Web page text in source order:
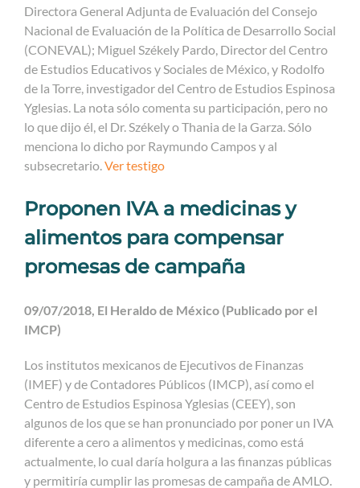
Directora General Adjunta de Evaluación del Consejo
Nacional de Evaluación de la Política de Desarrollo Social
(CONEVAL); Miguel Székely Pardo, Director del Centro
de Estudios Educativos y Sociales de México, y Rodolfo
de la Torre, investigador del Centro de Estudios Espinosa
Yglesias. La nota sólo comenta su participación, pero no
lo que dijo él, el Dr. Székely o Thania de la Garza. Sólo
menciona lo dicho por Raymundo Campos y al
subsecretario.Ver testigo
Proponen IVA a medicinas y
alimentos para compensar
promesas de campaña
09/07/2018, El Heraldo de México (Publicado por el
IMCP)
Los institutos mexicanos de Ejecutivos de Finanzas
(IMEF) y de Contadores Públicos (IMCP), así como el
Centro de Estudios Espinosa Yglesias (CEEY), son
algunos de los que se han pronunciado por poner un IVA
diferente a cero a alimentos y medicinas, como está
actualmente, lo cual daría holgura a las finanzas públicas
y permitiría cumplir las promesas de campaña de AMLO.